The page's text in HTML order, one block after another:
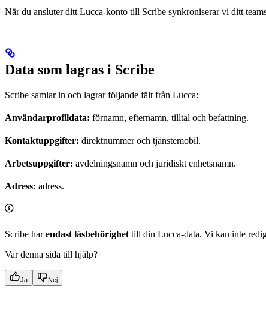
När du ansluter ditt Lucca-konto till Scribe synkroniserar vi ditt
Data som lagras i Scribe
Scribe samlar in och lagrar följande fält från Lucca:
Användarprofildata: förnamn, efternamn, tilltal och befattning.
Kontaktuppgifter: direktnummer och tjänstemobil.
Arbetsuppgifter: avdelningsnamn och juridiskt enhetsnamn.
Adress: adress.
Scribe harendast läsbehörighet till din Lucca-data. Vi kan inte
Var denna sida till hjälp?
Ja Nej